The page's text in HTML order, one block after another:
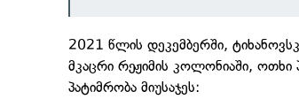
2021 წლის დეკემბერში,
მკაცრი რეჟიმის კოლონიაში,
პატიმრობა მიუსაჯეს: